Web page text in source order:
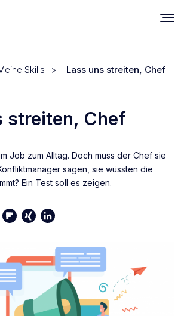
Skills > Lass uns streiten, Chef
streiten, Chef
Job zum Alltag. Doch muss der Chef sie
sagen, sie wüssten die
Ein Test soll es zeigen.
Flipboard
XINGLinkedIn